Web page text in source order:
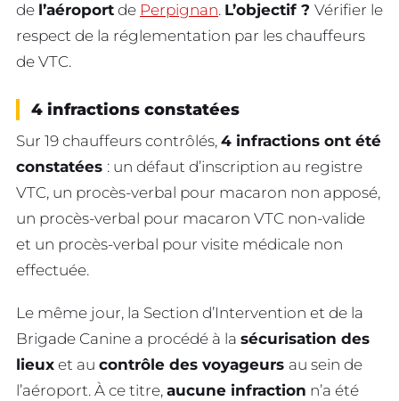
de l’aéroport de Perpignan. L’objectif ? Vérifier le
respect de la réglementation par les chauffeurs
de VTC.
4 infractions constatées
Sur 19 chauffeurs contrôlés, 4 infractions ont été
constatées : un défaut d’inscription au registre
VTC, un procès-verbal pour macaron non apposé,
un procès-verbal pour macaron VTC non-valide
et un procès-verbal pour visite médicale non
effectuée.
Le même jour, la Section d’Intervention et de la
Brigade Canine a procédé à la sécurisation des
lieux et au contrôle des voyageurs au sein de
l’aéroport. À ce titre, aucune infraction n’a été